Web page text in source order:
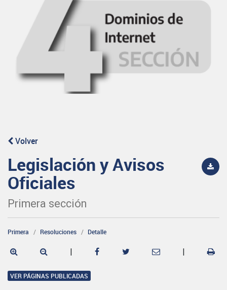
Volver
Legislación y Avisos
Oficiales
Primera sección
Primera Resoluciones Detalle
| |
VER PÁGINAS PUBLICADAS